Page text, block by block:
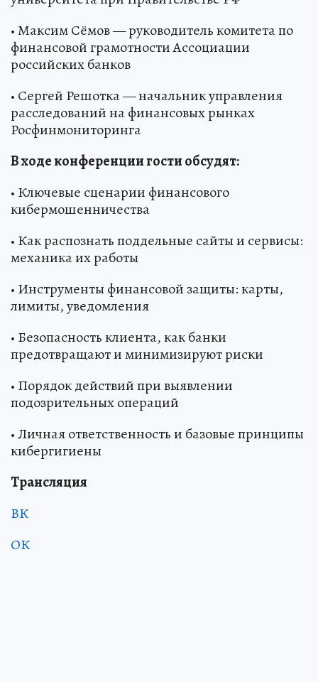
• Максим Сёмов — руководитель комитета по
финансовой грамотности Ассоциации
российских банков
• Сергей Решотка — начальник управления
расследований на финансовых рынках
Росфинмониторинга
В ходе конференции гости обсудят:
• Ключевые сценарии финансового
кибермошенничества
• Как распознать поддельные сайты и сервисы:
механика их работы
• Инструменты финансовой защиты: карты,
лимиты, уведомления
• Безопасность клиента, как банки
предотвращают и минимизируют риски
• Порядок действий при выявлении
подозрительных операций
• Личная ответственность и базовые принципы
кибергигиены
Трансляция
ВК
ОК